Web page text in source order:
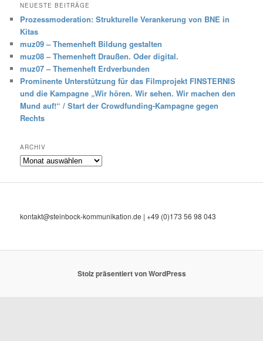
NEUESTE BEITRÄGE
Prozessmoderation: Strukturelle Verankerung von BNE in
Kitas
muz09 – Themenheft Bildung gestalten
muz08 – Themenheft Draußen. Oder digital.
muz07 – Themenheft Erdverbunden
Prominente Unterstützung für das Filmprojekt FINSTERNIS
und die Kampagne „Wir hören. Wir sehen. Wir machen den
Mund auf!“ / Start der Crowdfunding-Kampagne gegen
Rechts
ARCHIV
Archiv
kontakt@steinbock-kommunikation.de | +49 (0)173 56 98 043
Stolz präsentiert von WordPress